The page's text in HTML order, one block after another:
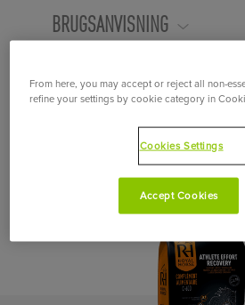
BRUGSANVISNING
FORBIND DIT
From here, you may accept or reject all non-
refine your settings by cookie category in
Cookies Settings
Accept Cookies